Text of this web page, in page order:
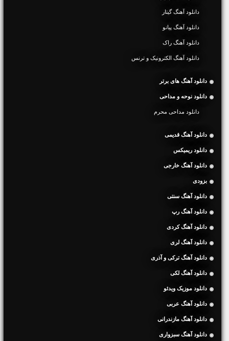
دانلود آهنگ گیتار
دانلود آهنگ پیانو
دانلود آهنگ راک
دانلود آهنگ الکترونیک و ترنس
دانلود آهنگ های برتر
دانلود نوحه و مداحی
دانلود مداحی محرم
دانلود آهنگ قدیمی
دانلود ریمیکس
دانلود آهنگ خارجی
بزودی
دانلود آهنگ سنتی
دانلود آهنگ رپ
دانلود آهنگ کردی
دانلود آهنگ لری
دانلود آهنگ ترکی و آذری
دانلود آهنگ لکی
دانلود موزیک ویدئو
دانلود آهنگ عربی
دانلود آهنگ مازندرانی
دانلود آهنگ سبزواری